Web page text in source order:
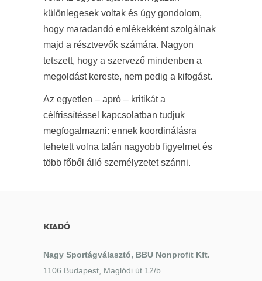
különlegesek voltak és úgy gondolom,
hogy maradandó emlékekként szolgálnak
majd a résztvevők számára. Nagyon
tetszett, hogy a szervező mindenben a
megoldást kereste, nem pedig a kifogást.
Az egyetlen – apró – kritikát a
célfrissítéssel kapcsolatban tudjuk
megfogalmazni: ennek koordinálásra
lehetett volna talán nagyobb figyelmet és
több főből álló személyzetet szánni.
KIADÓ
Nagy Sportágválasztó, BBU Nonprofit Kft.
1106 Budapest, Maglódi út 12/b